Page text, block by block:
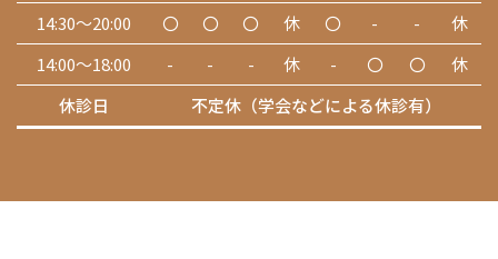
14:30～20:00
〇 〇 〇 休 〇 - -
休
14:00～18:00
- - - 休 - 〇 〇
休
休診日
不定休（学会などによる休診有）